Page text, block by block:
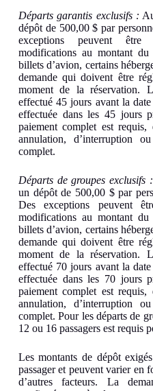
Départs garantis exclusifs :
dépôt de 500,00 $ par
exceptions peuvent être
modifications au montant du
billets d’avion, certains
demande qui doivent être
moment de la réservation.
effectué 45 jours avant la
effectuée dans les 45 jours
paiement complet est requis,
annulation, d’interruption
complet.
Départs de groupes exclusifs :
un dépôt de 500,00 $ par
Des exceptions peuvent
modifications au montant du
billets d’avion, certains
demande qui doivent être
moment de la réservation.
effectué 70 jours avant la
effectuée dans les 70 jours
paiement complet est requis,
annulation, d’interruption
complet. Pour les départs de
12 ou 16 passagers est requis
Les montants de dépôt
passager et peuvent varier en
d’autres facteurs. La